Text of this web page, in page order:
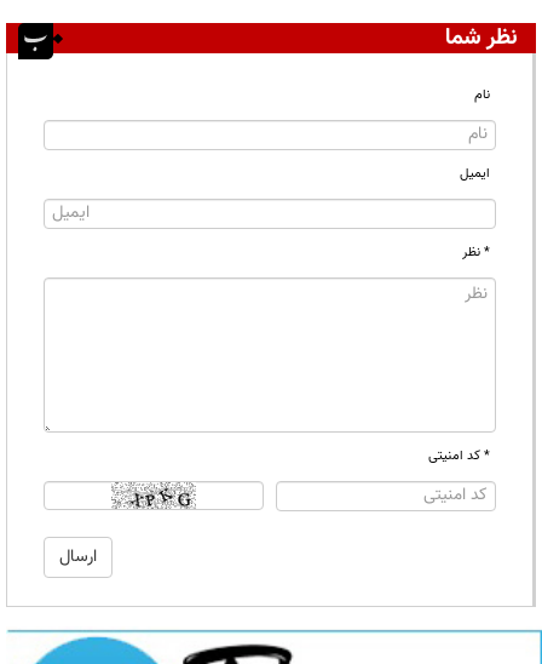
نظر شما
نام
ایمیل
* نظر
* کد امنیتی